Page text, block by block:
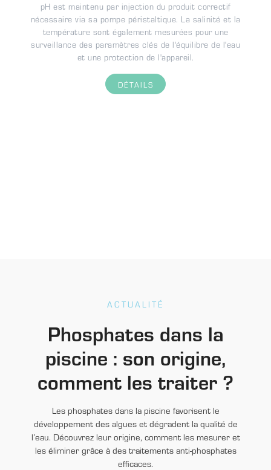
pH est maintenu par injection du produit correctif
nécessaire via sa pompe péristaltique. La salinité et la
température sont également mesurées pour une
surveillance des paramètres clés de l'équilibre de l'eau
et une protection de l'appareil.
DÉTAILS
ACTUALITÉ
Phosphates dans la
piscine : son origine,
comment les traiter ?
Les phosphates dans la piscine favorisent le
développement des algues et dégradent la qualité de
l’eau. Découvrez leur origine, comment les mesurer et
les éliminer grâce à des traitements anti-phosphates
efficaces.